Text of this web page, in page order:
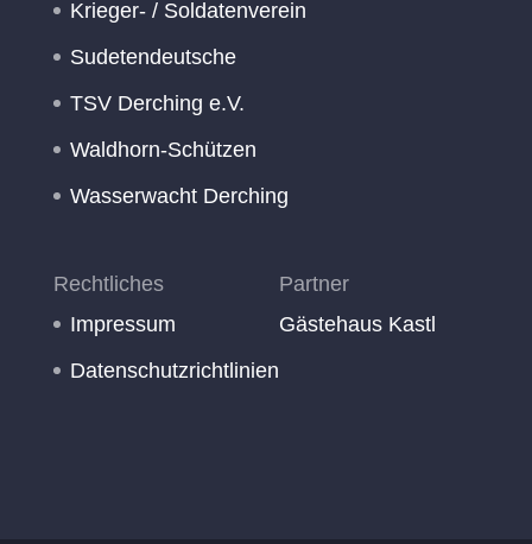
Krieger- / Soldatenverein
Sudetendeutsche
TSV Derching e.V.
Waldhorn-Schützen
Wasserwacht Derching
Rechtliches
Impressum
Datenschutzrichtlinien
Partner
Gästehaus Kastl